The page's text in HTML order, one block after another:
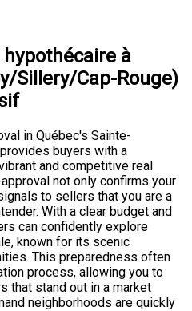
à
Sillery/Cap-Rouge)
in Québec's Sainte-
buyers with a
and competitive real
not only confirms your
to sellers that you are a
With a clear budget and
can confidently explore
known for its scenic
This preparedness often
process, allowing you to
that stand out in a market
neighborhoods are quickly